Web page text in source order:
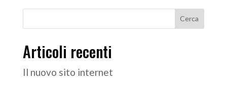
Articoli recenti
Il nuovo sito internet